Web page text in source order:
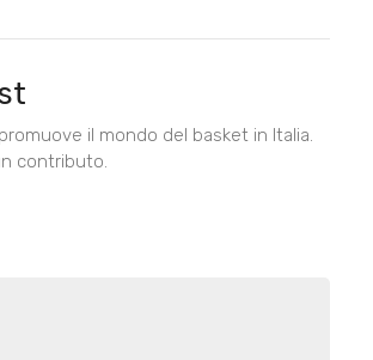
il mondo del basket in Italia.
contributo.